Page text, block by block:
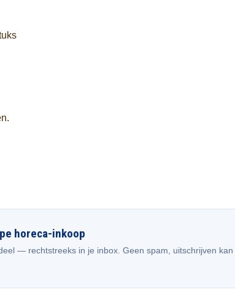
horeca-inkoop
— rechtstreeks in je inbox. Geen spam, uitschrijven kan